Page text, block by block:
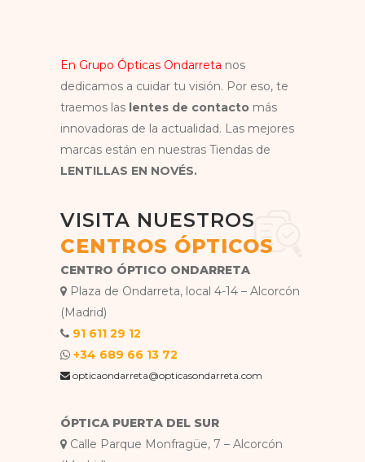
En Grupo Ópticas Ondarreta nos
dedicamos a cuidar tu visión. Por eso, te
traemos las lentes de contacto más
innovadoras de la actualidad. Las mejores
marcas están en nuestras Tiendas de
LENTILLAS EN NOVÉS.
VISITA NUESTROS
CENTROS ÓPTICOS
CENTRO ÓPTICO ONDARRETA
Plaza de Ondarreta, local 4-14 – Alcorcón
(Madrid)
91 611 29 12
+34 689 66 13 72
opticaondarreta@opticasondarreta.com
ÓPTICA PUERTA DEL SUR
Calle Parque Monfragüe, 7 – Alcorcón